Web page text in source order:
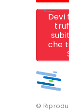
Devi
che
©